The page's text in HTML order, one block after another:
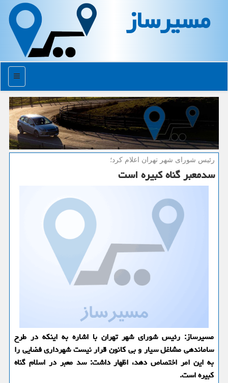
مسیرساز
منو
رئیس شورای شهر تهران اعلام كرد؛
سدمعبر گناه كبیره است
مسیرساز: رئیس شورای شهر تهران با اشاره به اینكه در طرح
ساماندهی مشاغل سیار و بی كانون قرار نیست شهرداری فضایی را
به این امر اختصاص دهد، اظهار داشت: سد معبر در اسلام گناه
كبیره است.